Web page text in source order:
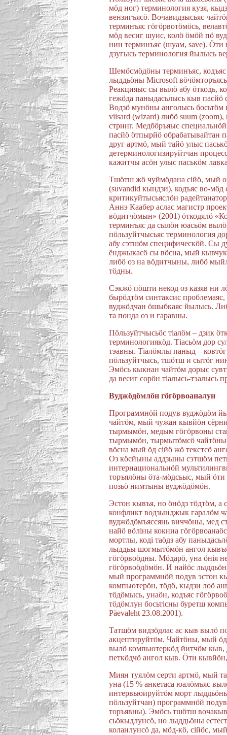
мöд ног) терминология кузя,
вензигъясö. Вочавидзысьяс
терминъяс гöгöрвотöмöсь,
мöд весиг шуис, колö öмöй пö
нин терминъяс (шуам, save). Öти
дзугысь терминология йылысь
Шемöсмöдöны терминъяс,
лыддьöны Microsoft
Реакцияыс сы вылö абу öткодь,
гежöда паныдасьлысь кыв
Водзö мунöны анголысь
viisard (wizard) либö suum
стринг. Медбöръяыс
пасйö öтпырйö обрабатывайтан
друг артмö, мый тайö улыс
детерминологизируйтчан
кажитчы асöн улыс паськöм
Тшöтш жö чуймöдана сiйö, мый
(suvandid кындзи), кодъяс во-
критикуйтысьяслöн
Аннэ Каабер аслас магистр
вöдитчöмын» (2001) öткодялö
терминъяс да сылöн юасьöм
пöльзуйтчысьяс терминология
абу сэтшöм специфическöй. Сы
ëнджыкасö сы вöсна, мый
либö оз на вöдитчыны, либö
тöдны.
Сэкжö пöшти некод оз казяв ни
бырöдтöм синтаксис
вуджöдчан öшыбкаяс йылысь.
та понда оз и гаравны.
Пöльзуйтчысьöс тiалöм – дзик
терминологиякöд. Тiасьöм дор
тэавны. Тiалöмлы паныд –
пöльзуйтчысь, тшöтш и сытöг
Эмöсь кыкнан чайтöм дорыс
да весиг сорöн тiалысь-тэалысь
Вуджöдöмлöн гöгöрвоаналун
Программнöй подув вуджöдöм
чайтöм, мый чужан кывйöн
тырмымöн, медым гöгöрвоны
тырмымöн, тырмытöмсö чайтöны
вöсна мый öд сiйö жö текстсö
Оз кöсйыны аддзыны сэтшöм
интернациональнöй
торъялöны öта-мöдсьыс, мый
позьö нимтыны вуджöдöмöн.
Эстон кывъя, но öнöдз тöдтöм, а
конфликт водзынджык гаралöм
вуджöдöмъяссянь виччöны, мед
найö вöлiны кокниа
мортлы, кодi таöдз абу
лыддьы шогмытöмöн ангол кывъя
гöгöрвоöдны. Мöдарö, уна öнiя
гöгöрвоöдöмöн. И найöс
мый программнöй подув эстон
компьютерöн, тöдö, кыдзи лоö
тöдöмысь, унаöн, кодъяс
тöдöмлун босьтiсны буретш
Päevaleht 23.08.2001).
Татшöм видзöдлас ас кыв вылö
акцептируйтöм. Чайтöны, мый
вылö компьютеркöд йитчöм
петкöдчö ангол кыв. Öти
Миян туялöм серти артмö, мый
уна (15 % анкетаса юалöмъяс
интервьюируйтöм морт
пöльзуйтчан) программнöй
торъявны). Эмöсь тшöтш
сьöкыдлунсö, но лыддьöны
коланлунсö да, мöд-кö, сiйöс,